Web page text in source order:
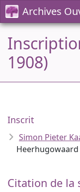
Archives
1908)
Inscrit
Simon Pieter
Heerhugowaard
Citation de la